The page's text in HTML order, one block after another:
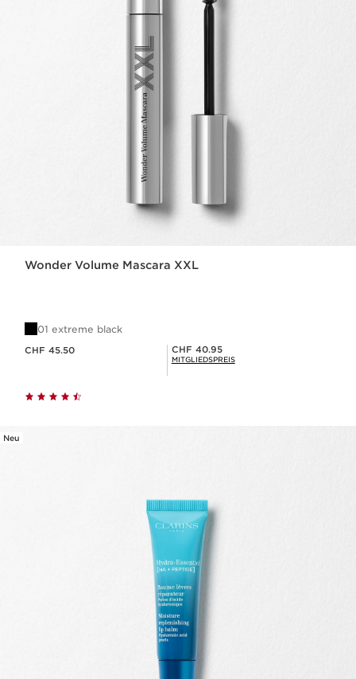
Wonder Volume Mascara XXL
01 extreme black
CHF 45.50 Mitgliederpreis CHF 40.95
CHF 40.95
MITGLIEDSPREIS
Neu